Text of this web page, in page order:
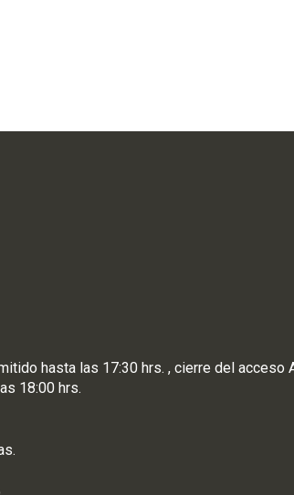
hasta las 17:30 hrs. , cierre del acceso
18:00 hrs.